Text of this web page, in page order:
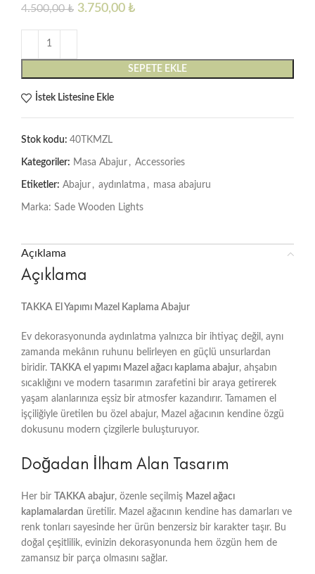
4.500,00₺ 3.750,00 ₺
SEPETE EKLE
İstek Listesine Ekle
Stok kodu: 40TKMZL
Kategoriler: Masa Abajur , Accessories
Etiketler: Abajur , aydınlatma , masa abajuru
Marka: Sade Wooden Lights
Açıklama
Açıklama
TAKKA El Yapımı Mazel Kaplama Abajur
Ev dekorasyonunda aydınlatma yalnızca bir ihtiyaç değil, aynı
zamanda mekânın ruhunu belirleyen en güçlü unsurlardan
biridir. TAKKA el yapımı Mazel ağacı kaplama abajur, ahşabın
sıcaklığını ve modern tasarımın zarafetini bir araya getirerek
yaşam alanlarınıza eşsiz bir atmosfer kazandırır. Tamamen el
işçiliğiyle üretilen bu özel abajur, Mazel ağacının kendine özgü
dokusunu modern çizgilerle buluşturuyor.
Doğadan İlham Alan Tasarım
Her bir TAKKA abajur, özenle seçilmiş Mazel ağacı
kaplamalardan üretilir. Mazel ağacının kendine has damarları ve
renk tonları sayesinde her ürün benzersiz bir karakter taşır. Bu
doğal çeşitlilik, evinizin dekorasyonunda hem özgün hem de
zamansız bir parça olmasını sağlar.